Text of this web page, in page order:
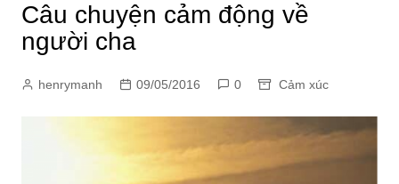
Câu chuyện cảm động về
người cha
henrymanh 09/05/2016 0 Cảm xúc